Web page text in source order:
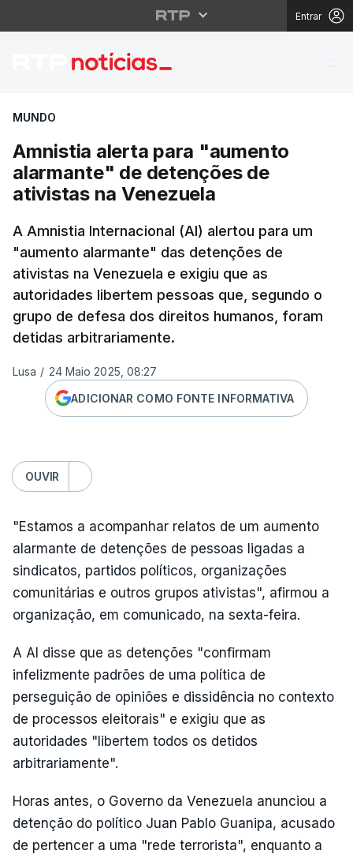
Entrar
Amnistia alerta para
MUNDO
Amnistia alerta para "aumento
alarmante" de detenções de
ativistas na Venezuela
A Amnistia Internacional (AI) alertou para um
"aumento alarmante" das detenções de
ativistas na Venezuela e exigiu que as
autoridades libertem pessoas que, segundo o
grupo de defesa dos direitos humanos, foram
detidas arbitrariamente.
Lusa / 24 Maio 2025, 08:27
ADICIONAR COMO FONTE INFORMATIVA
OUVIR
"Estamos a acompanhar relatos de um aumento
alarmante de detenções de pessoas ligadas a
sindicatos, partidos políticos, organizações
comunitárias e outros grupos ativistas", afirmou a
organização, em comunicado, na sexta-feira.
A AI disse que as detenções "confirmam
infelizmente padrões de uma política de
perseguição de opiniões e dissidência no contexto
de processos eleitorais" e exigiu que as
autoridades "libertem todos os detidos
arbitrariamente".
Horas antes, o Governo da Venezuela anunciou a
detenção do político Juan Pablo Guanipa, acusado
de pertencer a uma "rede terrorista", enquanto a